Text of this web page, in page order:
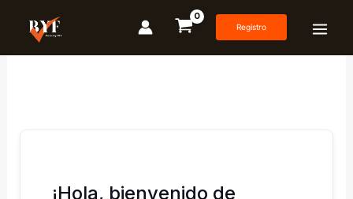
contenido
Registro
¡Hola, bienvenido de